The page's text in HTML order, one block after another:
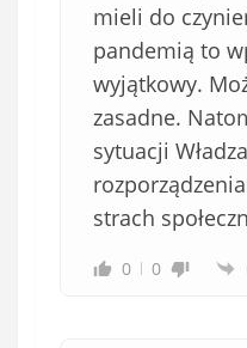
mieli do
pandemią to
wyjątkowy.
zasadne.
sytuacji
strach
0 0